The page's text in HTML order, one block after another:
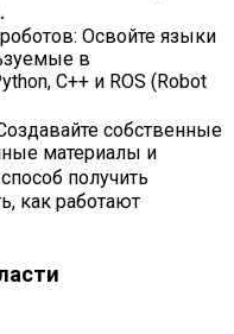
Освойте языки
в
C++ и ROS (Robot
собственные
материалы и
получить
как работают